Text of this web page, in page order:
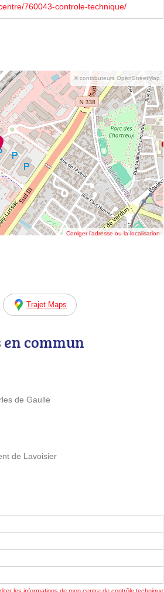
760043-controle-technique/
© contributeurs OpenStreetMap
Corriger l’adresse ou la localisation
Trajet Maps
commun
de Gaulle
de Lavoisier